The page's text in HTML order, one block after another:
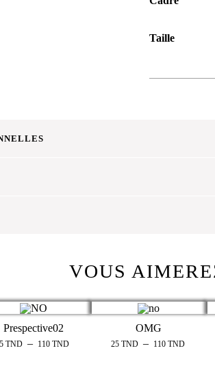
Taille
VOUS
Prespective02
TND – 110TND
OMG
25 TND – 110 TND